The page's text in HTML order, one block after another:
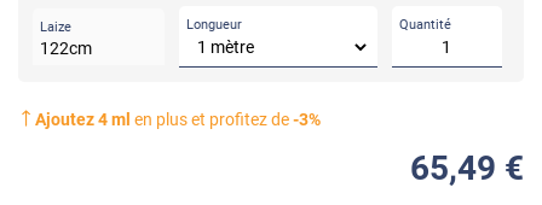
Laize
122cm
Longueur Quantité
Ajoutez4ml en plus et profitez de-3%
65,49 €